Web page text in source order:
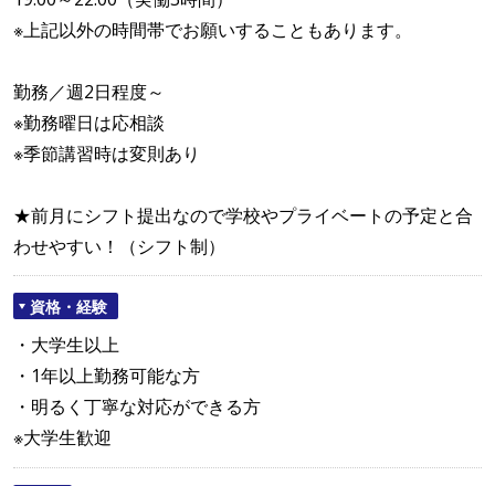
※上記以外の時間帯でお願いすることもあります。
勤務／週2日程度～
※勤務曜日は応相談
※季節講習時は変則あり
★前月にシフト提出なので学校やプライベートの予定と合
わせやすい！（シフト制）
資格・経験
・大学生以上
・1年以上勤務可能な方
・明るく丁寧な対応ができる方
※大学生歓迎